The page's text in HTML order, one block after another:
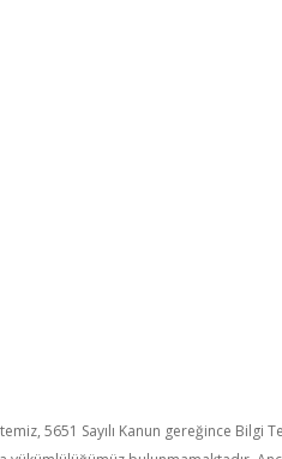
5651 Sayılı Kanun gereğince